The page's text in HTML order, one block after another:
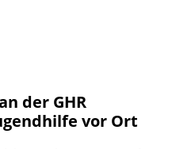
der GHR
vor Ort